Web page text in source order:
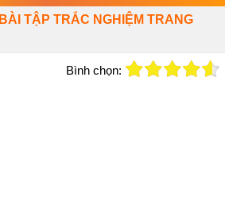
BÀI TẬP TRẮC NGHIỆM TRANG
Bình chọn: